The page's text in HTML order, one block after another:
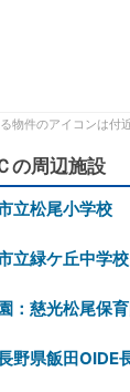
物件のアイコンは付
周辺施設
立松尾小学校
立緑ケ丘中学校
：慈光松尾保
野県飯田OIDE